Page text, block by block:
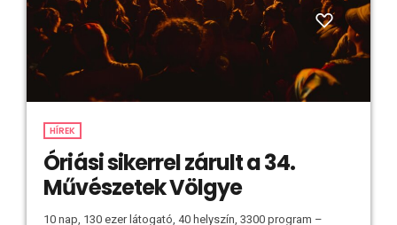
HÍREK
Óriási sikerrel zárult a 34.
Művészetek Völgye
10 nap, 130 ezer látogató, 40 helyszín, 3300 program –